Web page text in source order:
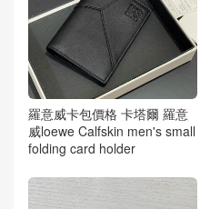
羅意威卡包價格 卡塔爾 羅意
威loewe Calfskin men's small
folding card holder